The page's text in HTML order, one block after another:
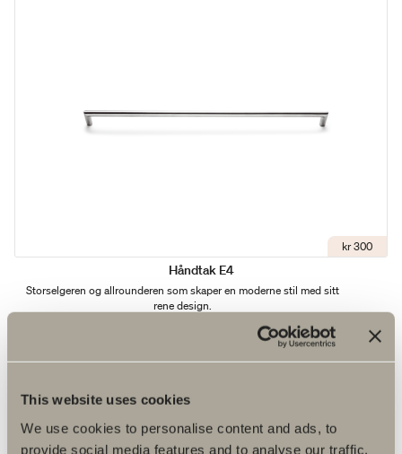
This website uses cookies
We use cookies to personalise content and ads, to
provide social media features and to analyse our traffic.
kr 300
Håndtak E4
Storselgeren og allrounderen som skaper en moderne stil med sitt
rene design.